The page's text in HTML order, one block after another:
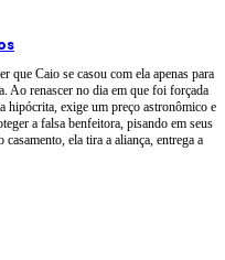
que Caio se casou com ela apenas para
Ao renascer no dia em que foi forçada
hipócrita, exige um preço astronômico e
a falsa benfeitora, pisando em seus
ela tira a aliança, entrega a